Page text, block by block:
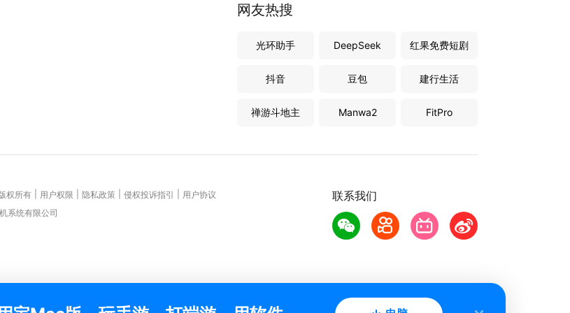
网友热搜
光环助手 DeepSeek 红果免费短剧
抖音 豆包 建行生活
禅游斗地主 Manwa2 FitPro
联系我们
权所有 用户权限 隐私政策 侵权投诉指引
用户协议
系统有限公司